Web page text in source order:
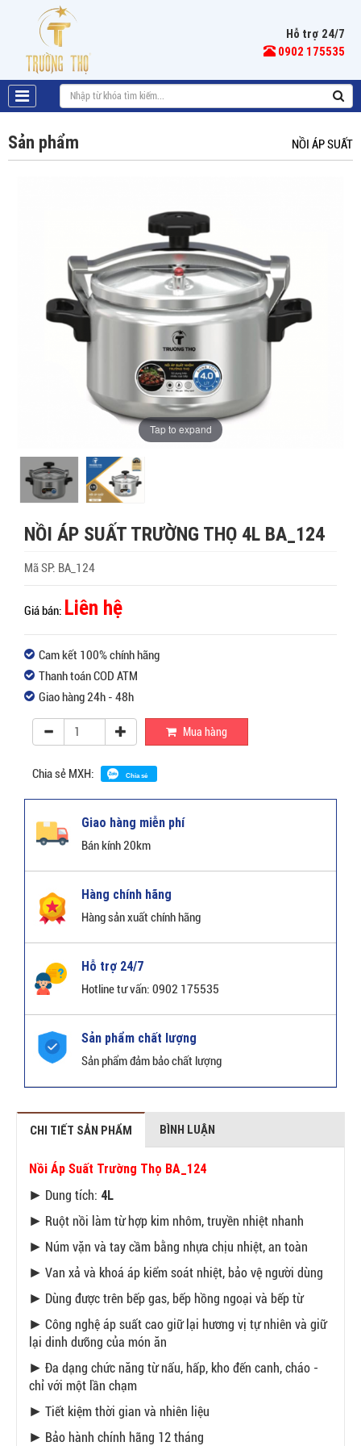
Hỗ trợ 24/7
0902 175535
Sản phẩm NỒI ÁP SUẤT
Tap to expand
NỒI ÁP SUẤT TRƯỜNG THỌ 4L BA_124
Mã SP: BA_124
Giá bán: Liên hệ
Cam kết 100% chính hãng
Thanh toán COD ATM
Giao hàng 24h - 48h
Mua hàng
Chia sẻ MXH: Chia sẻ
Giao hàng miễn phí
Bán kính 20km
Hàng chính hãng
Hàng sản xuất chính hãng
Hỗ trợ 24/7
Hotline tư vấn: 0902 175535
Sản phẩm chất lượng
Sản phẩm đảm bảo chất lượng
CHI TIẾT SẢN PHẨM BÌNH LUẬN
Nồi Áp Suất Trường Thọ BA_124
► Dung tích: 4L
► Ruột nồi làm từ hợp kim nhôm, truyền nhiệt nhanh
► Núm vặn và tay cầm bằng nhựa chịu nhiệt, an toàn
► Van xả và khoá áp kiểm soát nhiệt, bảo vệ người dùng
► Dùng được trên bếp gas, bếp hồng ngoại và bếp từ
► Công nghệ áp suất cao giữ lại hương vị tự nhiên và giữ
lại dinh dưỡng của món ăn
► Đa dạng chức năng từ nấu, hấp, kho đến canh, cháo -
chỉ với một lần chạm
► Tiết kiệm thời gian và nhiên liệu
► Bảo hành chính hãng 12 tháng